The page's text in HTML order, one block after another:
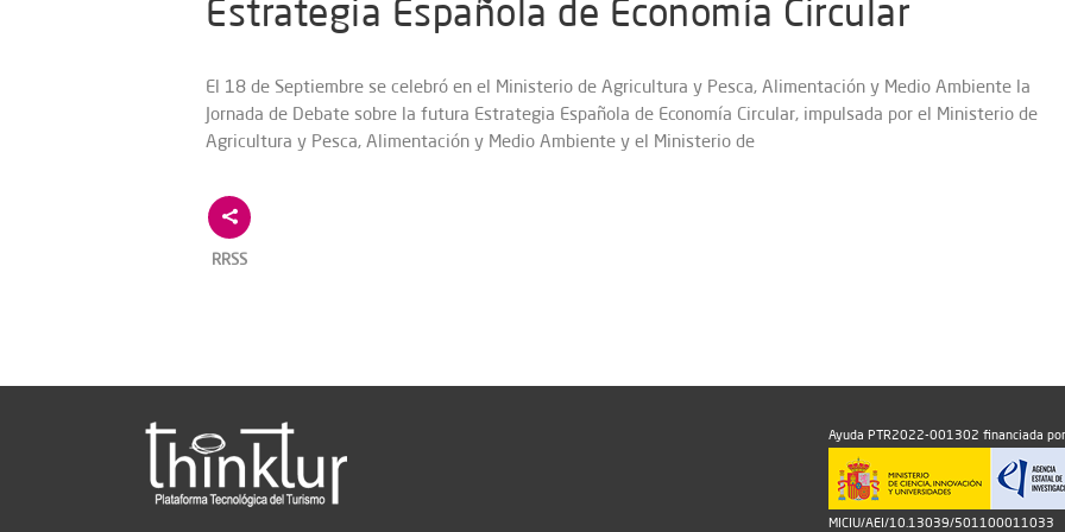
Estrategia Española de Economía Circular
El 18 de Septiembre se celebró en el Ministerio de Agricultura y Pesca, Alimentación y Medio Ambiente la
Jornada de Debate sobre la futura Estrategia Española de Economía Circular, impulsada por el Ministerio de
Agricultura y Pesca, Alimentación y Medio Ambiente y el Ministerio de
RRSS
Ayuda PTR2022-001302 financiada
MICIU/AEI/10.13039/501100011033